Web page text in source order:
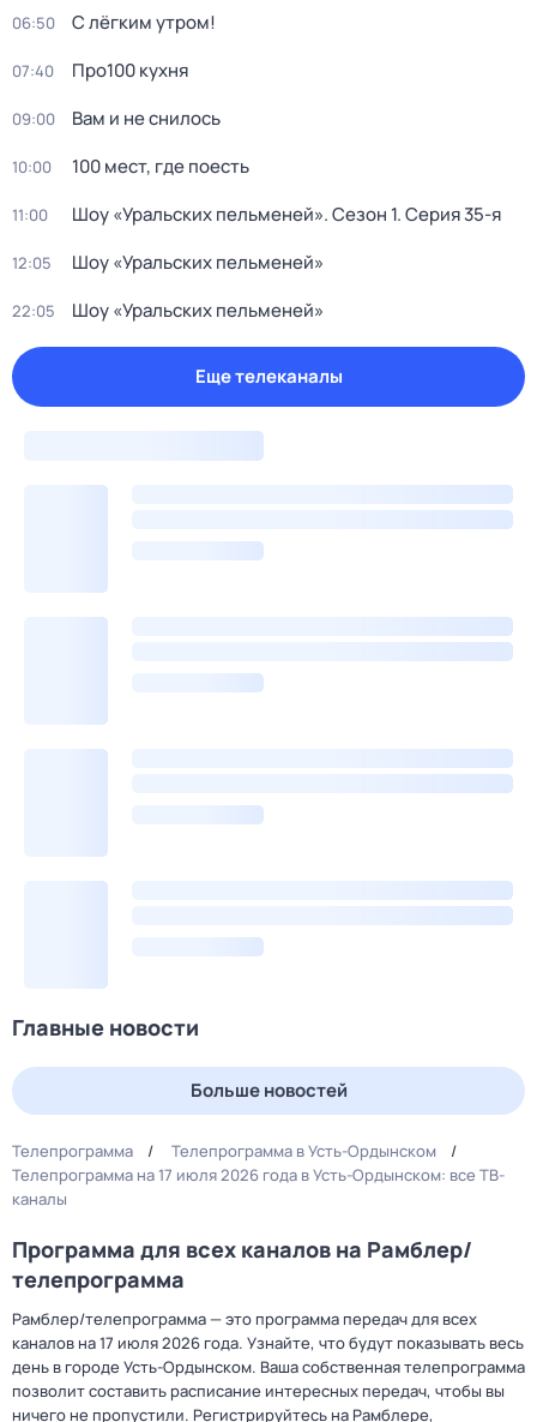
06:50 С лёгким утром!
07:40 Про100 кухня
09:00 Вам и не снилось
10:00 100 мест, где поесть
11:00 Шоу «Уральских пельменей». Сезон 1. Серия 35-я
12:05 Шоу «Уральских пельменей»
22:05 Шоу «Уральских пельменей»
Еще телеканалы
Главные новости
Больше новостей
Телепрограмма
Телепрограмма в Усть-Ордынском
Телепрограмма на 17 июля 2026 года в Усть-Ордынском: все ТВ-
каналы
Программа для всех каналов на Рамблер/
телепрограмма
Рамблер/телепрограмма — это программа передач для всех
каналов на 17 июля 2026 года. Узнайте, что будут показывать весь
день в городе Усть-Ордынском. Ваша собственная телепрограмма
позволит составить расписание интересных передач, чтобы вы
ничего не пропустили. Регистрируйтесь на Рамблере,